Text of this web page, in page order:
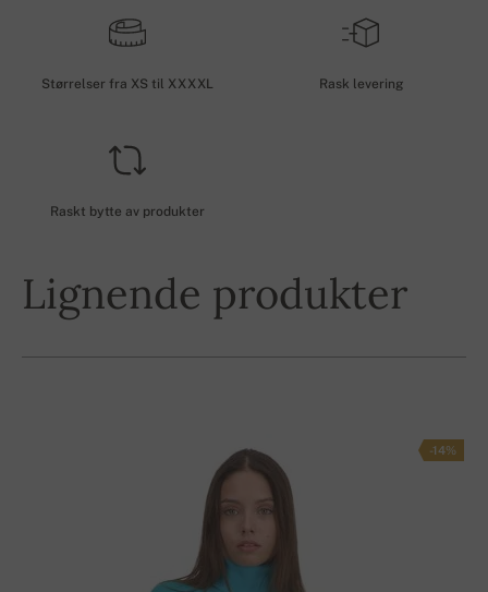
Størrelser fra XS til XXXXL Rask levering
Raskt bytte av produkter
Lignende produkter
-14%